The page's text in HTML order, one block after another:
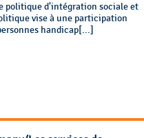
politique d'intégration sociale et
vise à une participation
handicap[...]